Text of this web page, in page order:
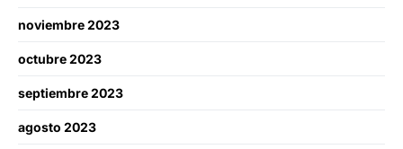
noviembre 2023
octubre 2023
septiembre 2023
agosto 2023